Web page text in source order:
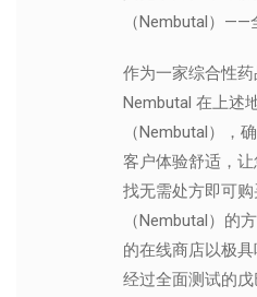
（Nembutal）
作为一家综合性药
Nembutal 在上述
（Nembutal），
客户体验舒适，
找无需处方即可
（Nembutal）的
的在线商店以极具
经过全面测试的戊